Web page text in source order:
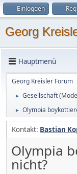
Einloggen
Georg
Hauptmenü
Georg Kreisler Forum
► Gesellschaft
► Olympia
Kontakt: Bastian
Olympia
nicht?